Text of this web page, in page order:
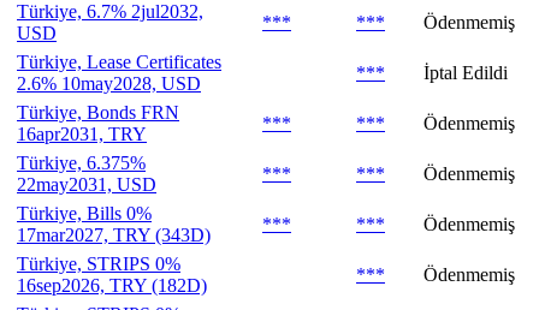
Türkiye, 6.7% 2jul2032,
USD
*** ***
Ödenmemiş
Türkiye, Lease Certificates
2.6% 10may2028, USD
***
İptal Edildi
Türkiye, Bonds FRN
16apr2031, TRY
*** ***
Ödenmemiş
Türkiye, 6.375%
22may2031, USD
*** ***
Ödenmemiş
Türkiye, Bills 0%
17mar2027, TRY (343D)
*** ***
Ödenmemiş
Türkiye, STRIPS 0%
16sep2026, TRY (182D)
***
Ödenmemiş